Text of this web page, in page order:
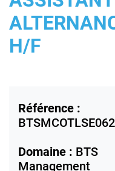
H/F
Référence :
Domaine : BTS
Management